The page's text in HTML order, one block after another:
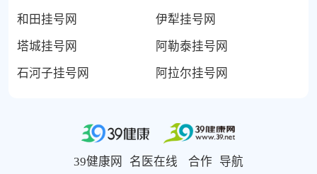
和田挂号网
伊犁挂号网
塔城挂号网
阿勒泰挂号网
石河子挂号网
阿拉尔挂号网
39健康网 名医在线 合作 导航